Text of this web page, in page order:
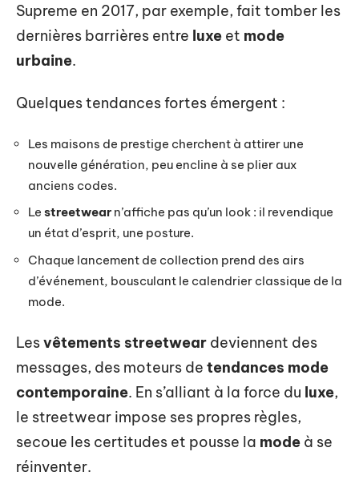
Supreme en 2017, par exemple, fait tomber les
dernières barrières entre luxe et mode
urbaine.
Quelques tendances fortes émergent :
Les maisons de prestige cherchent à attirer une
nouvelle génération, peu encline à se plier aux
anciens codes.
Le streetwear n’affiche pas qu’un look : il revendique
un état d’esprit, une posture.
Chaque lancement de collection prend des airs
d’événement, bousculant le calendrier classique de la
mode.
Lesvêtements streetwear deviennent des
messages, des moteurs de tendances mode
contemporaine. En s’alliant à la force du luxe,
le streetwear impose ses propres règles,
secoue les certitudes et pousse la mode à se
réinventer.